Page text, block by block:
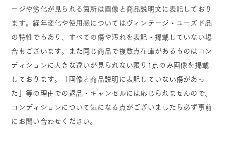
ージや劣化が見られる箇所は画像と商品説明文に表記しており
ます。経年変化や使用感についてはヴィンテージ・ユーズド品
の特性でもあり、すべての傷や汚れを表記・掲載していない場
合もございます。また同じ商品で複数点在庫があるものはコン
ディションに大きな違いが見られない限り1点のみ画像を掲載
しております。「画像と商品説明に表記していない傷があっ
た」等の理由での返品・キャンセルには応じられませんので、
コンディションについて気になる点がございましたら必ず事前
にお問い合わせください。